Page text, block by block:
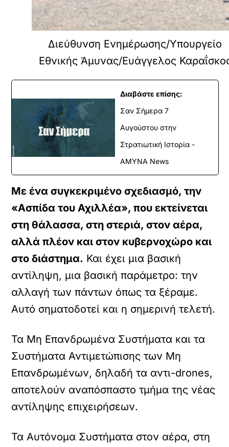
Διεύθυνση Ενημέρωσης/Υπουργείο
Εθνικής Άμυνας/Ευάγγελος
Διαβάστε επίσης:
Σαν Σήμερα 7
Αυγούστου στην
Στρατιωτική Ιστορία -
ΑΜΥΝΑ News
Με ένα συγκεκριμένο σχεδιασμό, την
«Ασπίδα του Αχιλλέα», που εκτείνεται
στη θάλασσα, στη στεριά, στον αέρα,
αλλά πλέον και στον κυβερνοχώρο και
στο διάστημα. Και έχει μια βασική
αντίληψη, μια βασική παράμετρο: την
αλλαγή των πάντων όπως τα ξέραμε.
Αυτό σηματοδοτεί και η σημερινή τελετή.
Τα Μη Επανδρωμένα Συστήματα και τα
Συστήματα Αντιμετώπισης των Μη
Επανδρωμένων, δηλαδή τα αντι-drones,
αποτελούν αναπόσπαστο τμήμα της νέας
αντίληψης επιχειρήσεων.
Τα Αυτόνομα Συστήματα στον αέρα, στη